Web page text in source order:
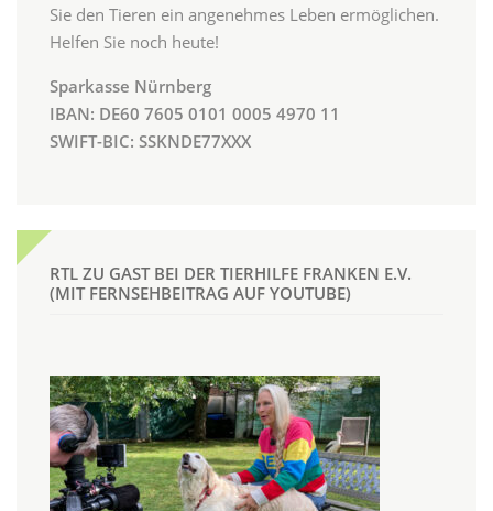
Sie den Tieren ein angenehmes Leben ermöglichen.
Helfen Sie noch heute!
Sparkasse Nürnberg
IBAN: DE60 7605 0101 0005 4970 11
SWIFT-BIC: SSKNDE77XXX
RTL ZU GAST BEI DER TIERHILFE FRANKEN E.V.
(MIT FERNSEHBEITRAG AUF YOUTUBE)